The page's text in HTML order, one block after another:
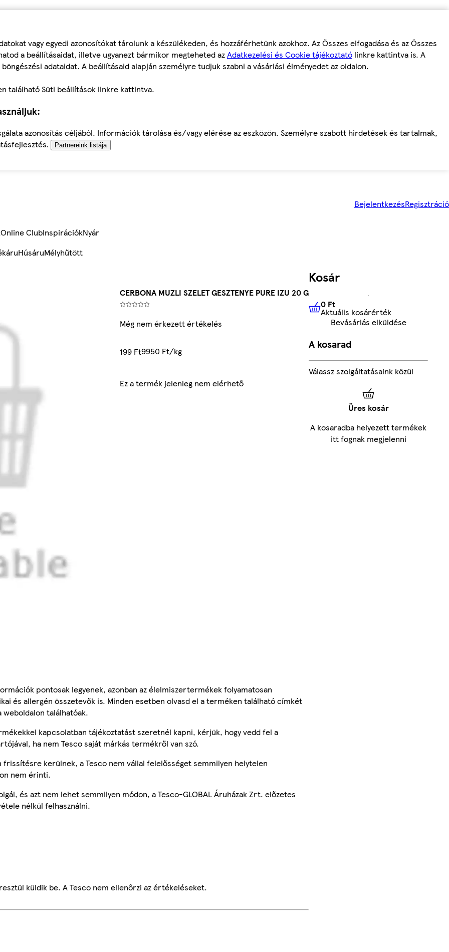
vagy egyedi azonosítókat tárolunk a készülékeden, és hozzáférhetünk azokhoz. Az Összes elfogadása és az Összes
a beállításaidat, illetve ugyanezt bármikor megteheted azAdatkezelési és Cookie tájékoztató linkre kattintva is. A
adataidat. A beállításaid alapján személyre tudjuk szabni a vásárlási élményedet az oldalon.
található Süti beállítások linkre kattintva.
azonosítás céljából. Információk tárolása és/vagy elérése az eszközön. Személyre szabott hirdetések és tartalmak,
Partnereink listája
BejelentkezésRegisztráció
Online ClubInspirációkNyár
HúsáruMélyhűtött
CERBONA MUZLI SZELET GESZTENYE PURE IZU 20 G
Még nem érkezett értékelés
199 Ft9950 Ft/kg
Ez a termék jelenleg nem elérhető
pontosak legyenek, azonban az élelmiszertermékek folyamatosan
és allergén összetevők is. Minden esetben olvasd el a terméken található címkét
weboldalon találhatóak.
kapcsolatban tájékoztatást szeretnél kapni, kérjük, hogy vedd fel a
ha nem Tesco saját márkás termékről van szó.
kerülnek, a Tesco nem vállal felelősséget semmilyen helytelen
nem érinti.
és azt nem lehet semmilyen módon, a Tesco-GLOBAL Áruházak Zrt. előzetes
nélkül felhasználni.
küldik be. A Tesco nem ellenőrzi az értékeléseket.
Kosár
0 FtAktuális kosárérték
0 Ft
Aktuális kosárérték
Bevásárlás elküldése
A kosarad
Válassz szolgáltatásaink közül
Üres kosár
A kosaradba helyezett termékek
itt fognak megjelenni